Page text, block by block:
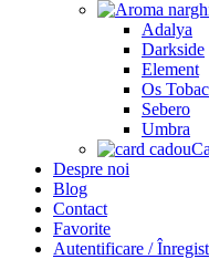
Adalya
Darkside
Element
Os
Sebero
Umbra
Despre noi
Blog
Contact
Favorite
Autentificare /